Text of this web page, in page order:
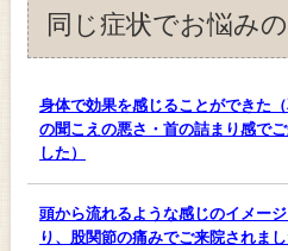
同じ症状でお悩み
身体で効果を感じることができた
の聞こえの悪さ・首の詰まり感で
した）
頭から流れるような感じのイメー
り、股関節の痛みでご来院されまし